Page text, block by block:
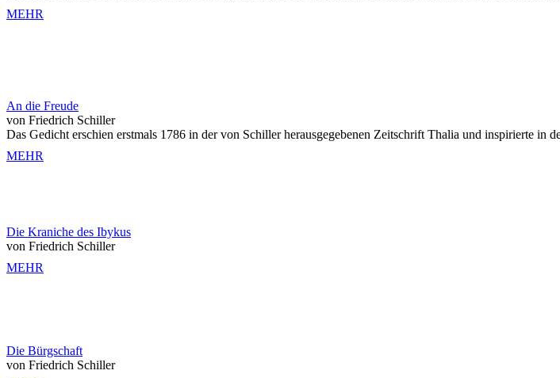
MEHR
An die Freude
von Friedrich Schiller
Das Gedicht erschien erstmals 1786 in der von Schiller herausgegebenen Zeitschrift Thalia und inspirierte in
MEHR
Die Kraniche des Ibykus
von Friedrich Schiller
MEHR
Die Bürgschaft
von Friedrich Schiller